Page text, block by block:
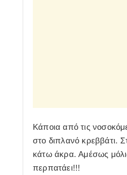
Κάποια από τις
στο διπλανό κρεββάτι.
κάτω άκρα. Αμέσως
περπατάει!!!